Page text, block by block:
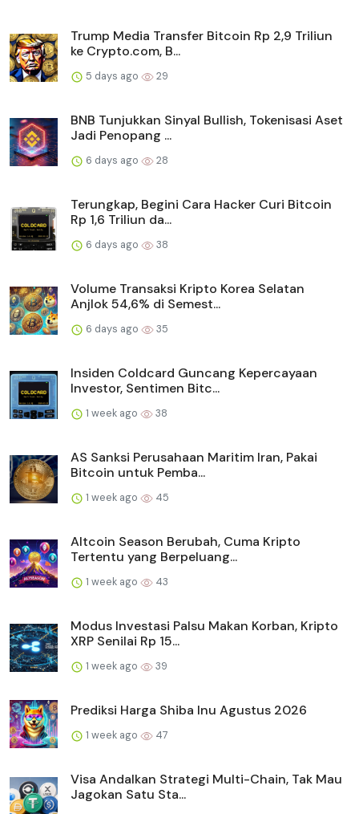
Trump Media Transfer Bitcoin Rp 2,9 Triliun
ke Crypto.com, B...
5 days ago 29
BNB Tunjukkan Sinyal Bullish, Tokenisasi Aset
Jadi Penopang ...
6 days ago 28
Terungkap, Begini Cara Hacker Curi Bitcoin
Rp 1,6 Triliun da...
6 days ago 38
Volume Transaksi Kripto Korea Selatan
Anjlok 54,6% di Semest...
6 days ago 35
Insiden Coldcard Guncang Kepercayaan
Investor, Sentimen Bitc...
1 week ago 38
AS Sanksi Perusahaan Maritim Iran, Pakai
Bitcoin untuk Pemba...
1 week ago 45
Altcoin Season Berubah, Cuma Kripto
Tertentu yang Berpeluang...
1 week ago 43
Modus Investasi Palsu Makan Korban, Kripto
XRP Senilai Rp 15...
1 week ago 39
Prediksi Harga Shiba Inu Agustus 2026
1 week ago 47
Visa Andalkan Strategi Multi-Chain, Tak Mau
Jagokan Satu Sta...